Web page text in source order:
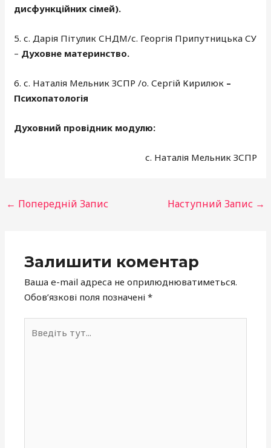
дисфункційних сімей).
5. с. Дарія Пітулик СНДМ/с. Георгія Припутницька СУ
– Духовне материнство.
6. с. Наталія Мельник ЗСПР /о. Сергій Кирилюк –
Психопатологія
Духовний провідник модулю:
с. Наталія Мельник ЗСПР
← Попередній Запис Наступний Запис →
Залишити коментар
Ваша e-mail адреса не оприлюднюватиметься.
Обов’язкові поля позначені*
тут...